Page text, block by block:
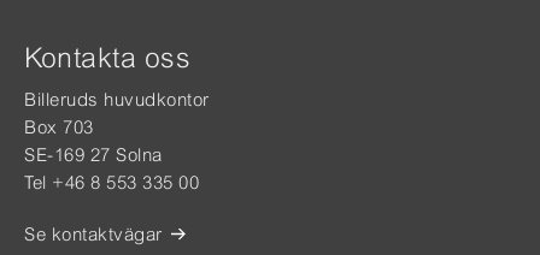
Kontakta oss
Billeruds huvudkontor
Box 703
SE-169 27 Solna
Tel +46 8 553 335 00
Se kontaktvägar